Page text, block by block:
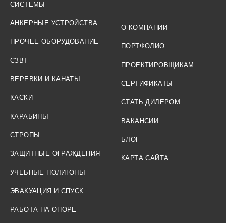
СИСТЕМЫ
АНКЕРНЫЕ УСТРОЙСТВА
ПРОЧЕЕ ОБОРУДОВАНИЕ
СЗВТ
ВЕРЕВКИ И КАНАТЫ
КАСКИ
КАРАБИНЫ
СТРОПЫ
ЗАЩИТНЫЕ ОГРАЖДЕНИЯ
УЧЕБНЫЕ ПОЛИГОНЫ
ЭВАКУАЦИЯ И СПУСК
РАБОТА НА ОПОРЕ
О КОМПАНИИ
ПОРТФОЛИО
ПРОЕКТИРОВЩИКАМ
СЕРТИФИКАТЫ
СТАТЬ ДИЛЕРОМ
ВАКАНСИИ
БЛОГ
КАРТА САЙТА